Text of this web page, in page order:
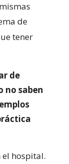
de
tener
de
no saben
hospital.